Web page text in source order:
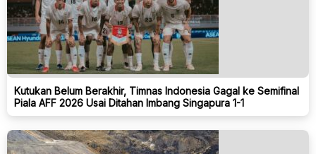
Kutukan Belum Berakhir, Timnas Indonesia Gagal ke Semifinal
Piala AFF 2026 Usai Ditahan Imbang Singapura 1-1